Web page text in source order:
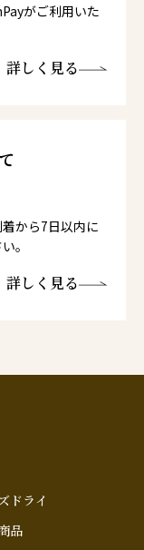
がご利用いた
詳しく見る
から7日以内に
。
詳しく見る
ドライ
品